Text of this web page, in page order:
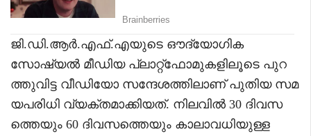
ജി.ഡി.ആർ.എഫ്.എയുടെ ഔദ്യോഗിക
സോഷ്യൽ മീഡിയ പ്ലാറ്റ്ഫോമുകളിലൂടെ പുറ
ത്തുവിട്ട വീഡിയോ സന്ദേശത്തിലാണ് പുതിയ സമ
യപരിധി വ്യക്തമാക്കിയത്. നിലവിൽ 30 ദിവസ
ത്തെയും 60 ദിവസത്തെയും കാലാവധിയുള്ള